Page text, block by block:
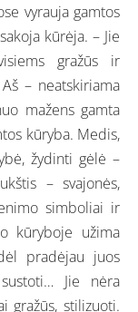
vyrauja gamtos
kūrėja. – Jie
gražūs ir
– neatskiriama
mažens gamta
kūryba. Medis,
žydinti gėlė –
– svajonės,
simboliai ir
kūryboje užima
pradėjau juos
Jie nėra
gražūs, stilizuoti.